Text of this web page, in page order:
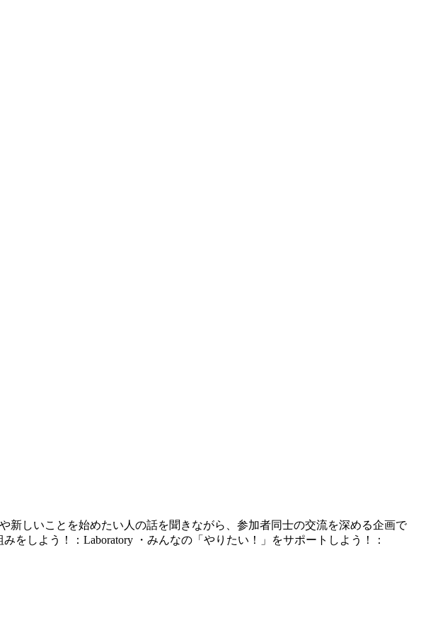
新しいことを始めたい人の話を聞きながら、参加者同士の交流を深める企画で
をしよう！：Laboratory ・みんなの「やりたい！」をサポートしよう！：